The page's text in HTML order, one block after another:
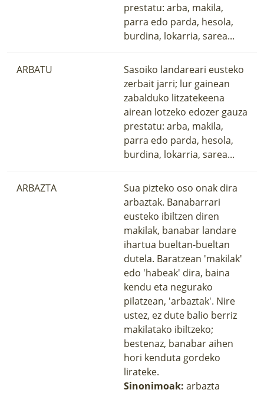
prestatu: arba, makila,
parra edo parda, hesola,
burdina, lokarria, sarea...
ARBATU
Sasoiko landareari eusteko
zerbait jarri; lur gainean
zabalduko litzatekeena
airean lotzeko edozer gauza
prestatu: arba, makila,
parra edo parda, hesola,
burdina, lokarria, sarea...
ARBAZTA
Sua pizteko oso onak dira
arbaztak. Banabarrari
eusteko ibiltzen diren
makilak, banabar landare
ihartua bueltan-bueltan
dutela. Baratzean 'makilak'
edo 'habeak' dira, baina
kendu eta negurako
pilatzean, 'arbaztak'. Nire
ustez, ez dute balio berriz
makilatako ibiltzeko;
bestenaz, banabar aihen
hori kenduta gordeko
lirateke.
Sinonimoak: arbazta